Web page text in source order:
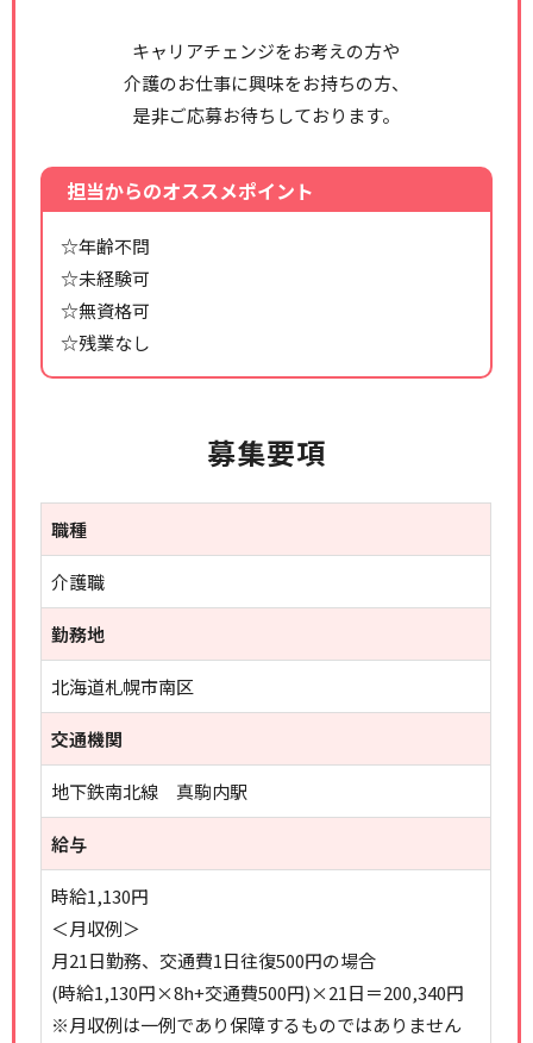
キャリアチェンジをお考えの方や
介護のお仕事に興味をお持ちの方、
是非ご応募お待ちしております。
担当からのオススメポイント
☆年齢不問
☆未経験可
☆無資格可
☆残業なし
募集要項
職種
介護職
勤務地
北海道札幌市南区
交通機関
地下鉄南北線 真駒内駅
給与
時給1,130円
＜月収例＞
月21日勤務、交通費1日往復500円の場合
(時給1,130円×8h+交通費500円)×21日＝200,340円
※月収例は一例であり保障するものではありません